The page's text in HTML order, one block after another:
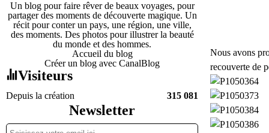
Un blog pour faire rêver de beaux voyages, pour
partager des moments de découverte magique. Un
récit pour conter un pays, une région, une ville,
des moments. Des photos pour illustrer la beauté
du monde et des hommes.
Accueil du blog
Créer un blog avec CanalBlog
Visiteurs
Depuis la création 315 081
Newsletter
Nous avons
recouverte de